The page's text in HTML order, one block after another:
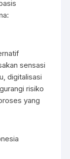
sensasi
digitalisasi
risiko
yang